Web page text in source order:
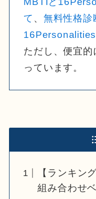
て 、 無料性格診
16Personalities
ただし、便宜
っています。
【ランキン
組み合わせ